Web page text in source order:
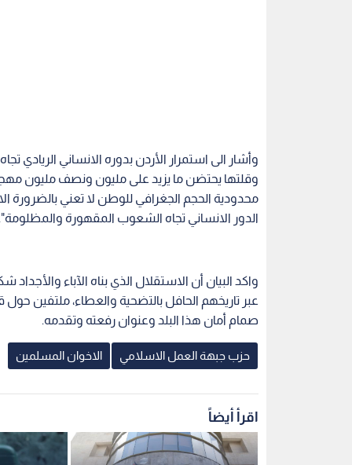
وأشار الى استمرار الأردن بدوره الانساني الريادي
وقلتها يحتضن ما يزيد على مليون ونصف مليون
محدودية الحجم الجغرافي للوطن لا تعني بالضرورة
الدور الانساني تجاه الشعوب المقهورة والمظلومة".
واكد البيان أن الاستقلال الذي بناه الآباء
عبر تاريخهم الحافل بالتضحية والعطاء، ملتفين
صمام أمان هذا البلد وعنوان رفعته وتقدمه.
حزب جبهة العمل الاسلامي الاخوان المسلمين
اقرأ أيضاً